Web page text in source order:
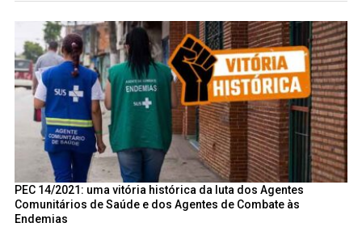
PEC 14/2021: uma vitória histórica da luta dos Agentes
Comunitários de Saúde e dos Agentes de Combate às
Endemias